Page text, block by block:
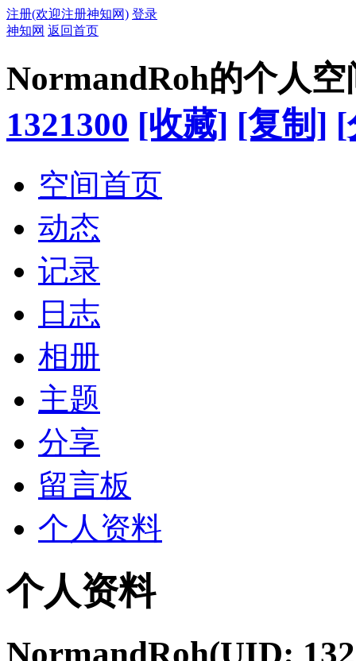
注册(欢迎注册神知网) 登录
神知网 返回首页
NormandRoh的个人空
1321300 [收藏] [复制] [
空间首页
动态
记录
日志
相册
主题
分享
留言板
个人资料
个人资料
NormandRoh(UID: